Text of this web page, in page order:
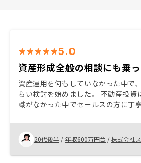
5.0
資産形成全般の相談にも乗
資産運用を何もしていなかった中で
らい検討を始めました。 不動産投資
識がなかった中でセールスの方に丁
ました。不動産投資以外にも、資産
報も提供してもらい、勉強になりま
が十分だった点、不動産投資のデメ
点を決め手に、購入を決めました。
は、セールス担当の方が全く押し売
20代後半 / 年収600万円台 /株式会社